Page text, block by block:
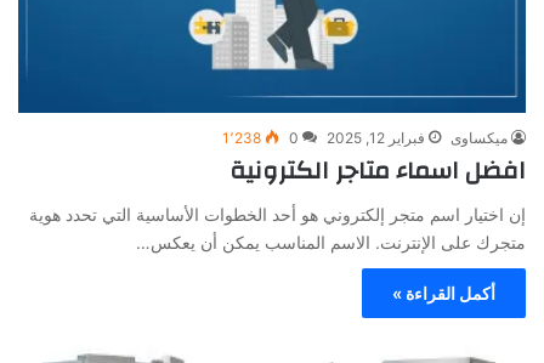
ميكساوى فبراير 12, 2025 0 1٬238
افضل اسماء متاجر الكترونية
إن اختيار اسم متجر إلكتروني هو أحد الخطوات الأساسية التي تحدد هوية
متجرك على الإنترنت. الاسم المناسب يمكن أن يعكس…
أكمل القراءة »